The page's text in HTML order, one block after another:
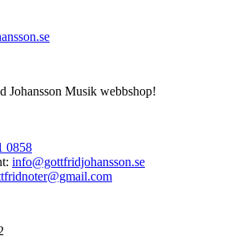
Johansson Musik webbshop!
0858
info@gottfridjohansson.se